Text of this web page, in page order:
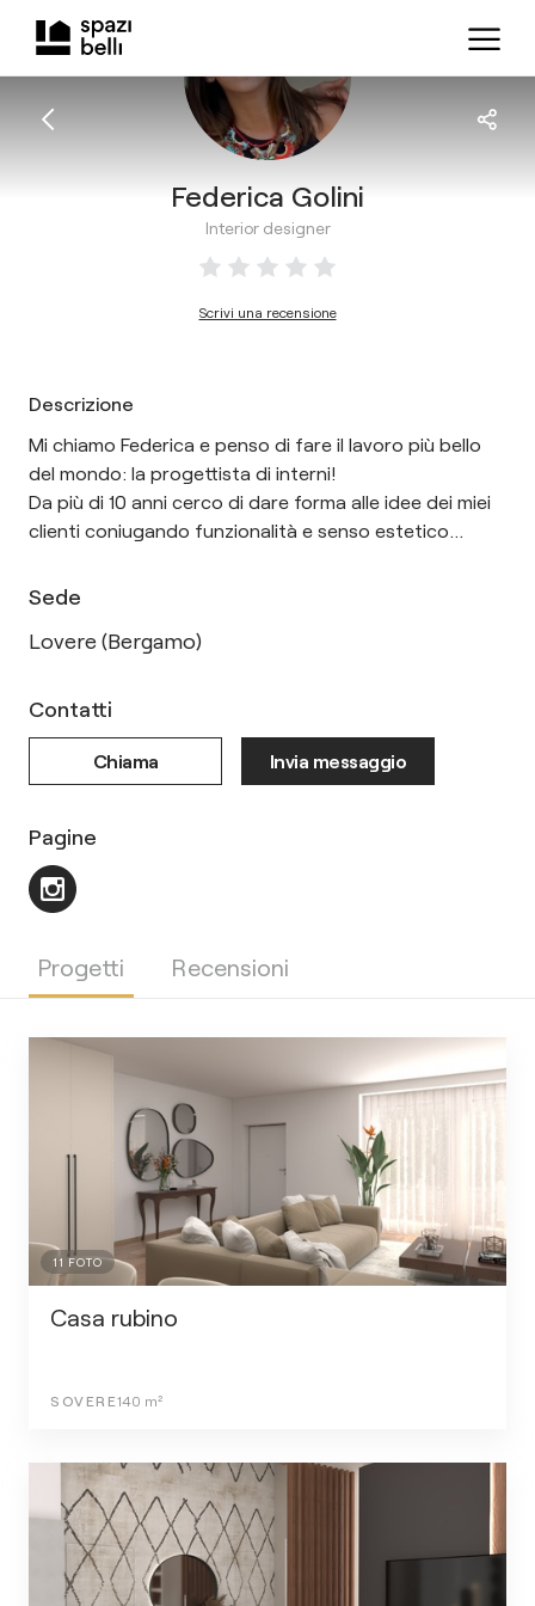
Federica Golini
Interior designer
Scrivi una recensione
Descrizione
Mi chiamo Federica e penso di fare il lavoro più bello
del mondo: la progettista di interni!
Da più di 10 anni cerco di dare forma alle idee dei miei
clienti coniugando funzionalità e senso estetico...
Sede
Lovere (Bergamo)
Pagine
Contatti
Chiama Invia messaggio
Progetti Recensioni
11 FOTO
Casa rubino
SOVERE140 m²